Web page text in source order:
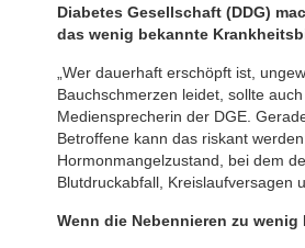
Diabetes Gesellschaft (DDG)
das wenig bekannte
„Wer dauerhaft erschöpft ist,
Bauchschmerzen leidet, sollte
Mediensprecherin der DGE.
Betroffene kann das riskant
Hormonmangelzustand, bei dem
Blutdruckabfall, Kreislaufversagen
Wenn die Nebennieren zu wenig